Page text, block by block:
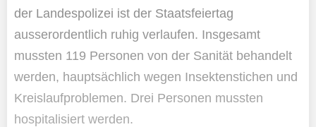
der Landespolizei ist der Staatsfeiertag
ausserordentlich ruhig verlaufen. Insgesamt
mussten 119 Personen von der Sanität behandelt
werden, hauptsächlich wegen Insektenstichen und
Kreislaufproblemen. Drei Personen mussten
hospitalisiert werden.